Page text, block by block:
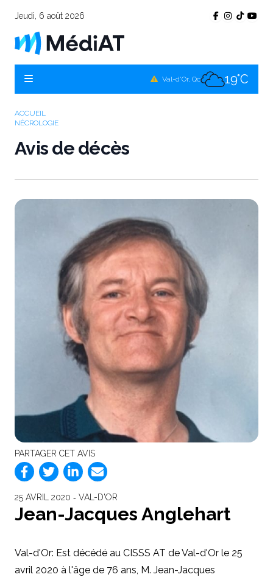
Jeudi, 6 août 2026
Val-d'Or, Qc 19°C
ACCUEIL
NÉCROLOGIE
Avis de décès
PARTAGER CET AVIS
25 AVRIL 2020 ‐ VAL-D'OR
Jean-Jacques Anglehart
Val-d'Or: Est décédé au CISSS AT de Val-d'Or le 25
avril 2020 à l'âge de 76 ans, M. Jean-Jacques